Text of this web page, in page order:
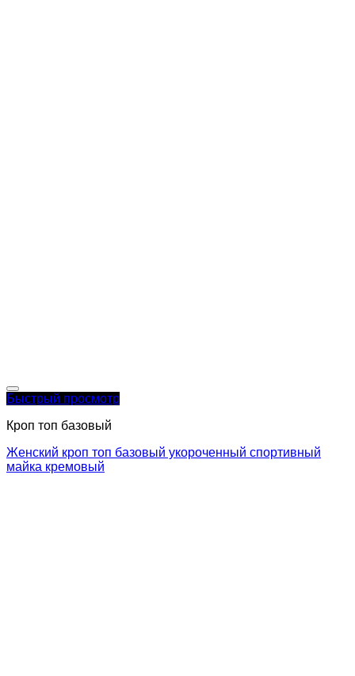
Быстрый просмотр
Кроп топ базовый
Женский кроп топ базовый укороченный спортивный
майка кремовый